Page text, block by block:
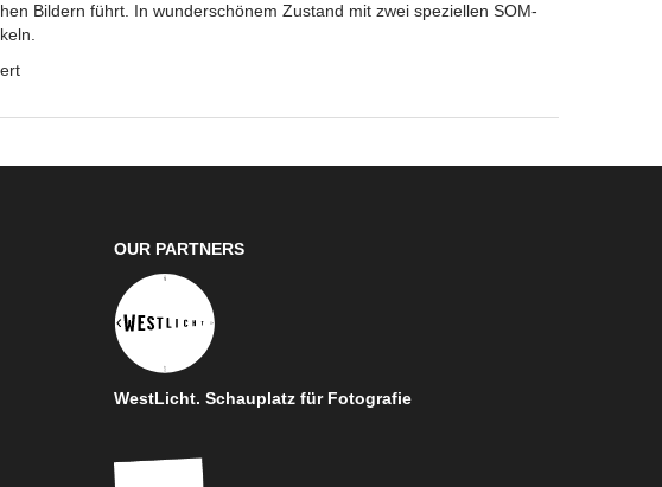
Bildern führt. In wunderschönem Zustand mit zwei speziellen SOM-
OUR PARTNERS
WestLicht. Schauplatz für Fotografie